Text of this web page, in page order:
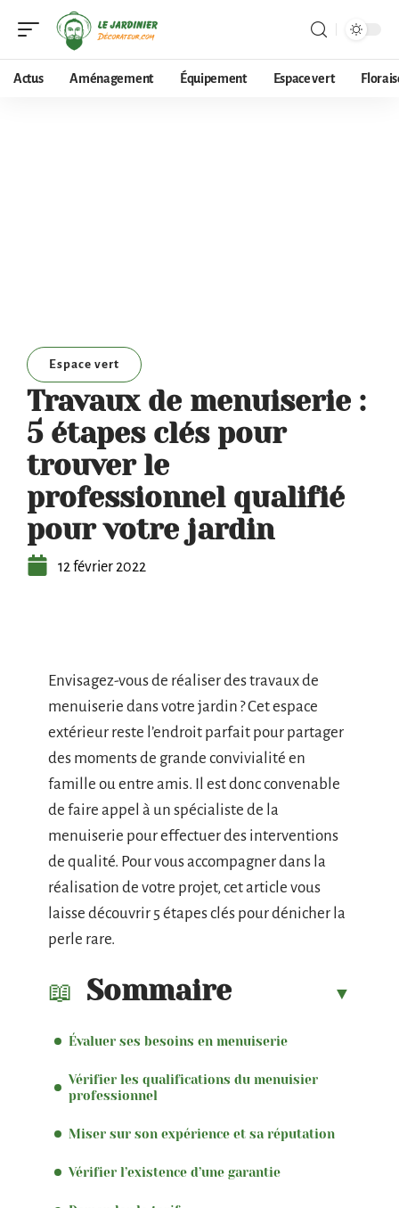
Actus Aménagement Équipement Espace vert
Espace vert
Travaux de menuiserie :
5 étapes clés pour
trouver le
professionnel qualifié
pour votre jardin
12 février 2022
Envisagez-vous de réaliser des travaux de
menuiserie dans votre jardin ? Cet espace
extérieur reste l’endroit parfait pour partager
des moments de grande convivialité en
famille ou entre amis. Il est donc convenable
de faire appel à un spécialiste de la
menuiserie pour effectuer des interventions
de qualité. Pour vous accompagner dans la
réalisation de votre projet, cet article vous
laisse découvrir 5 étapes clés pour dénicher la
perle rare.
Sommaire
Évaluer ses besoins en menuiserie
Vérifier les qualifications du menuisier
professionnel
Miser sur son expérience et sa réputation
Vérifier l’existence d’une garantie